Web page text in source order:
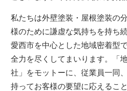
私たちは外壁塗装・屋根塗装の
様のために謙虚な気持ちを持ち
愛西市を中心とした地域密着型
全力を尽くしてまいります。「
社」をモットーに、従業員一同
持ってお客様の要望に応えるこ